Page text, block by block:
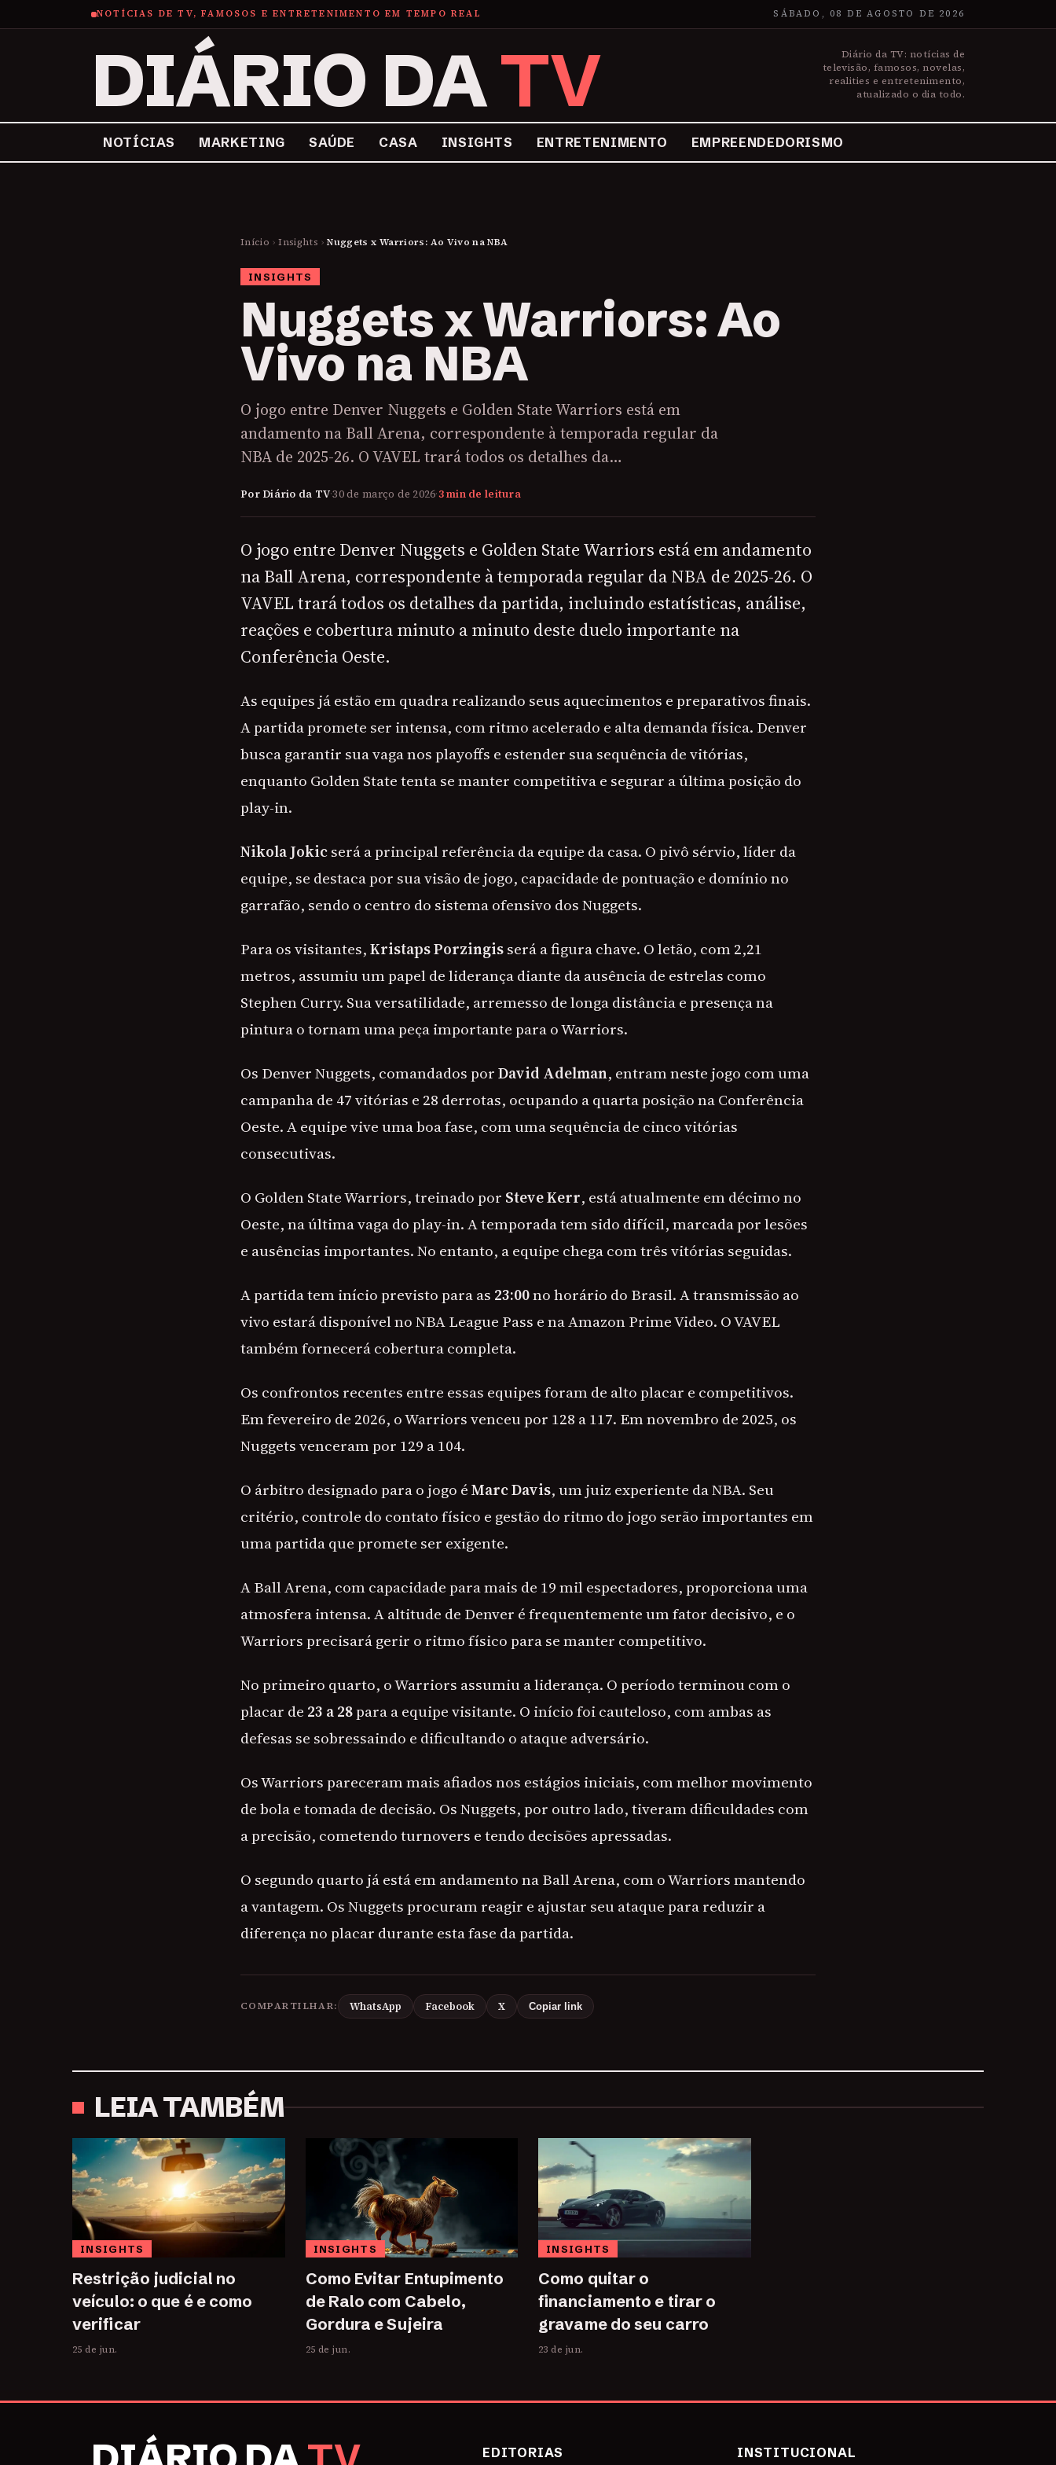
NOTÍCIAS DE TV, FAMOSOS E ENTRETENIMENTO EM TEMPO REAL SÁBADO, 08 DE AGOSTO DE 2026
DIÁRIO DATV
Diário da TV: notícias de
televisão, famosos, novelas,
realities e entretenimento,
atualizado o dia todo.
NOTÍCIAS MARKETING SAÚDE CASA INSIGHTS ENTRETENIMENTO EMPREENDEDORISMO
Início › Insights › Nuggets x Warriors: Ao Vivo na NBA
INSIGHTS
Nuggets x Warriors: Ao
Vivo na NBA
O jogo entre Denver Nuggets e Golden State Warriors está em
andamento na Ball Arena, correspondente à temporada regular da
NBA de 2025-26. O VAVEL trará todos os detalhes da…
Por Diário da TV·30 de março de 2026·3 min de leitura
O jogo entre Denver Nuggets e Golden State Warriors está em andamento
na Ball Arena, correspondente à temporada regular da NBA de 2025-26. O
VAVEL trará todos os detalhes da partida, incluindo estatísticas, análise,
reações e cobertura minuto a minuto deste duelo importante na
Conferência Oeste.
As equipes já estão em quadra realizando seus aquecimentos e preparativos finais.
A partida promete ser intensa, com ritmo acelerado e alta demanda física. Denver
busca garantir sua vaga nos playoffs e estender sua sequência de vitórias,
enquanto Golden State tenta se manter competitiva e segurar a última posição do
play-in.
Nikola Jokicserá a principal referência da equipe da casa. O pivô sérvio, líder da
equipe, se destaca por sua visão de jogo, capacidade de pontuação e domínio no
garrafão, sendo o centro do sistema ofensivo dos Nuggets.
Para os visitantes,Kristaps Porzingisserá a figura chave. O letão, com 2,21
metros, assumiu um papel de liderança diante da ausência de estrelas como
Stephen Curry. Sua versatilidade, arremesso de longa distância e presença na
pintura o tornam uma peça importante para o Warriors.
Os Denver Nuggets, comandados porDavid Adelman, entram neste jogo com uma
campanha de 47 vitórias e 28 derrotas, ocupando a quarta posição na Conferência
Oeste. A equipe vive uma boa fase, com uma sequência de cinco vitórias
consecutivas.
O Golden State Warriors, treinado por Steve Kerr, está atualmente em décimo no
Oeste, na última vaga do play-in. A temporada tem sido difícil, marcada por lesões
e ausências importantes. No entanto, a equipe chega com três vitórias seguidas.
A partida tem início previsto para as 23:00no horário do Brasil. A transmissão ao
vivo estará disponível no NBA League Pass e na Amazon Prime Video. O VAVEL
também fornecerá cobertura completa.
Os confrontos recentes entre essas equipes foram de alto placar e competitivos.
Em fevereiro de 2026, o Warriors venceu por 128 a 117. Em novembro de 2025, os
Nuggets venceram por 129 a 104.
O árbitro designado para o jogo éMarc Davis, um juiz experiente da NBA. Seu
critério, controle do contato físico e gestão do ritmo do jogo serão importantes em
uma partida que promete ser exigente.
A Ball Arena, com capacidade para mais de 19 mil espectadores, proporciona uma
atmosfera intensa. A altitude de Denver é frequentemente um fator decisivo, e o
Warriors precisará gerir o ritmo físico para se manter competitivo.
No primeiro quarto, o Warriors assumiu a liderança. O período terminou com o
placar de 23 a 28para a equipe visitante. O início foi cauteloso, com ambas as
defesas se sobressaindo e dificultando o ataque adversário.
Os Warriors pareceram mais afiados nos estágios iniciais, com melhor movimento
de bola e tomada de decisão. Os Nuggets, por outro lado, tiveram dificuldades com
a precisão, cometendo turnovers e tendo decisões apressadas.
O segundo quarto já está em andamento na Ball Arena, com o Warriors mantendo
a vantagem. Os Nuggets procuram reagir e ajustar seu ataque para reduzir a
diferença no placar durante esta fase da partida.
COMPARTILHAR: WhatsApp Facebook X Copiar link
LEIA TAMBÉM
INSIGHTS
Restrição judicial no
veículo: o que é e como
verificar
25 de jun.
INSIGHTS
Como Evitar Entupimento
de Ralo com Cabelo,
Gordura e Sujeira
25 de jun.
INSIGHTS
Como quitar o
financiamento e tirar o
gravame do seu carro
23 de jun.
EDITORIAS INSTITUCIONAL